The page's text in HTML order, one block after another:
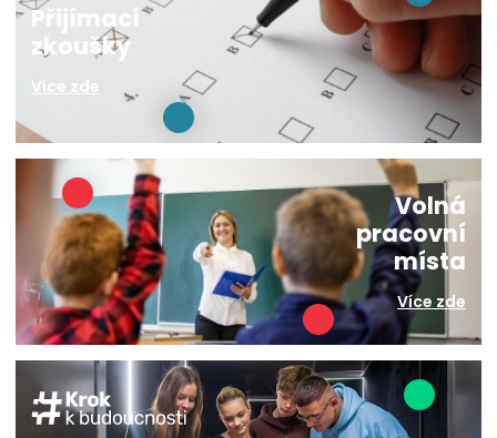
Přijímací
zkoušky
Více zde
Volná
pracovní
místa
Více zde